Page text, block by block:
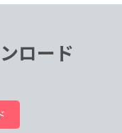
ロード